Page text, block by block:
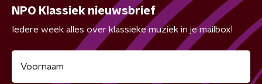
NPO Klassiek nieuwsbrief
Iedere week alles over klassieke muziek in je mailbox!